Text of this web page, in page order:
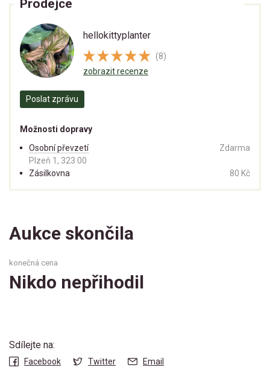
Prodejce
hellokittyplanter
(8)
zobrazit recenze
Poslat zprávu
Možnosti dopravy
Osobní převzetí
Plzeň 1, 323 00
Zdarma
Zásilkovna 80 Kč
Aukce skončila
konečná cena
Nikdo nepřihodil
Sdílejte na:
Facebook Twitter Email